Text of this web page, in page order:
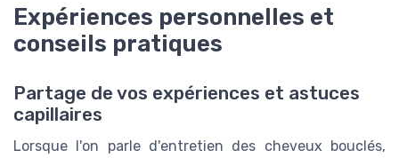
Expériences personnelles et
conseils pratiques
Partage de vos expériences et astuces
capillaires
Lorsque l'on parle d'entretien des cheveux bouclés,